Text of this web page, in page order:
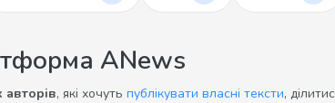
ANews
авторів, які хочуть публікувати власні тексти,